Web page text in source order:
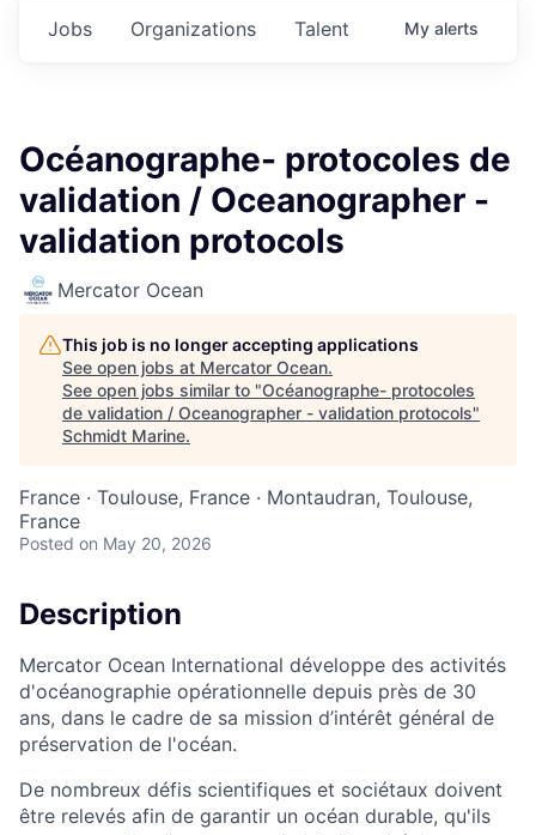
Jobs Organizations Talent My alerts
Océanographe- protocoles de
validation / Oceanographer -
validation protocols
Mercator Ocean
This job is no longer accepting applications
See open jobs at Mercator Ocean.
See open jobs similar to "Océanographe- protocoles
de validation / Oceanographer - validation protocols"
Schmidt Marine.
France · Toulouse, France · Montaudran, Toulouse,
France
Posted on May 20, 2026
Description
Mercator Ocean International développe des activités
d'océanographie opérationnelle depuis près de 30
ans, dans le cadre de sa mission d’intérêt général de
préservation de l'océan.
De nombreux défis scientifiques et sociétaux doivent
être relevés afin de garantir un océan durable, qu'ils